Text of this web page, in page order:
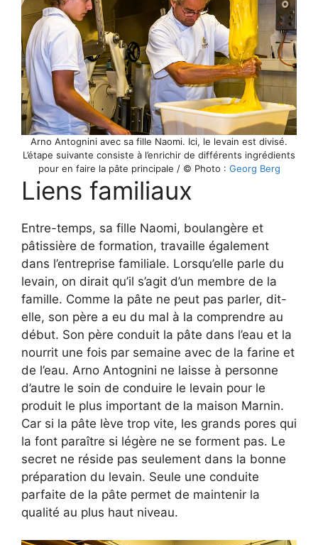
Arno Antognini avec sa fille Naomi. Ici, le levain est divisé.
L’étape suivante consiste à l’enrichir de différents ingrédients
pour en faire la pâte principale / © Photo : Georg Berg
Liens familiaux
Entre-temps, sa fille Naomi, boulangère et
pâtissière de formation, travaille également
dans l’entreprise familiale. Lorsqu’elle parle du
levain, on dirait qu’il s’agit d’un membre de la
famille. Comme la pâte ne peut pas parler, dit-
elle, son père a eu du mal à la comprendre au
début. Son père conduit la pâte dans l’eau et la
nourrit une fois par semaine avec de la farine et
de l’eau. Arno Antognini ne laisse à personne
d’autre le soin de conduire le levain pour le
produit le plus important de la maison Marnin.
Car si la pâte lève trop vite, les grands pores qui
la font paraître si légère ne se forment pas. Le
secret ne réside pas seulement dans la bonne
préparation du levain. Seule une conduite
parfaite de la pâte permet de maintenir la
qualité au plus haut niveau.